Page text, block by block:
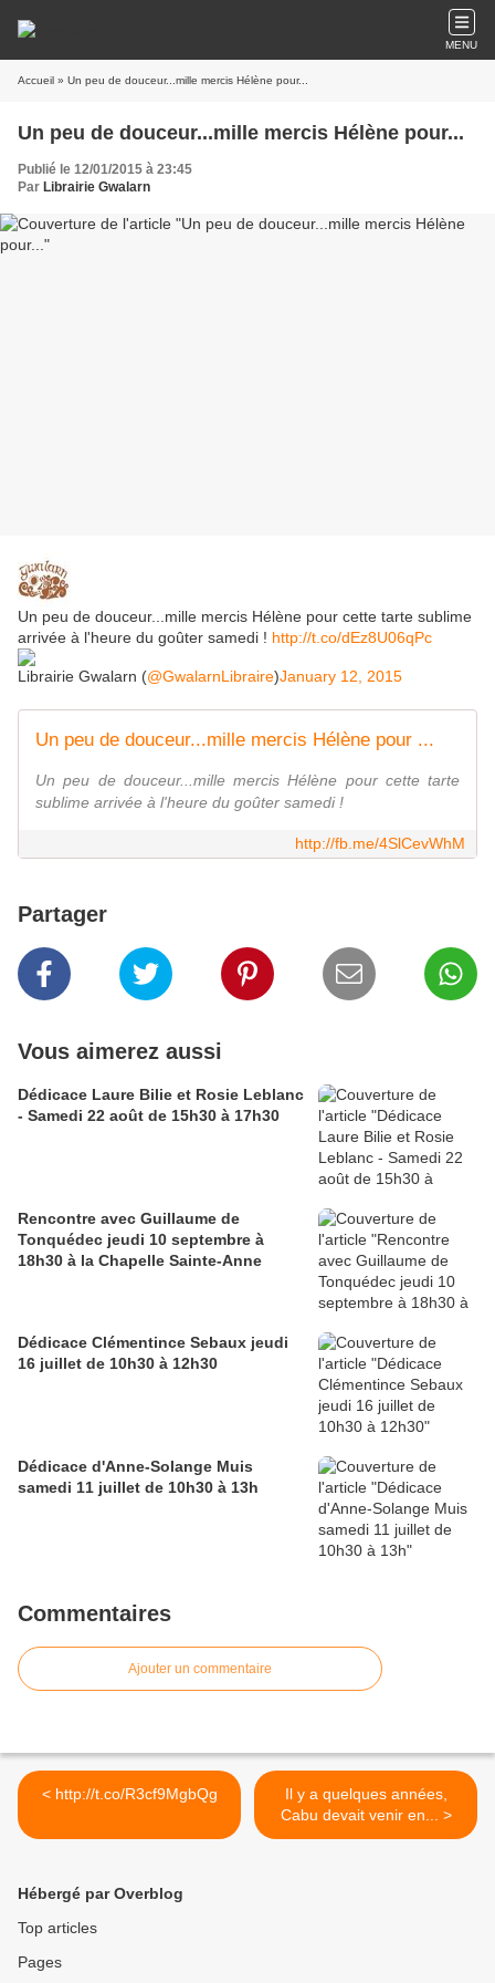
MENU
Accueil » Un peu de douceur...mille mercis Hélène pour...
Un peu de douceur...mille mercis Hélène pour...
Publié le 12/01/2015 à 23:45
Par Librairie Gwalarn
Un peu de douceur...mille mercis Hélène pour cette tarte sublime
arrivée à l'heure du goûter samedi ! http://t.co/dEz8U06qPc
Librairie Gwalarn (@GwalarnLibraire)January 12, 2015
Un peu de douceur...mille mercis Hélène pour ...
Un peu de douceur...mille mercis Hélène pour cette tarte
sublime arrivée à l'heure du goûter samedi !
http://fb.me/4SlCevWhM
Partager
Vous aimerez aussi
Dédicace Laure Bilie et Rosie Leblanc
- Samedi 22 août de 15h30 à 17h30
Rencontre avec Guillaume de
Tonquédec jeudi 10 septembre à
18h30 à la Chapelle Sainte-Anne
Dédicace Clémentince Sebaux jeudi
16 juillet de 10h30 à 12h30
Dédicace d'Anne-Solange Muis
samedi 11 juillet de 10h30 à 13h
Commentaires
Ajouter un commentaire
< http://t.co/R3cf9MgbQg
Il y a quelques années,
Cabu devait venir en... >
Hébergé par Overblog
Top articles
Pages